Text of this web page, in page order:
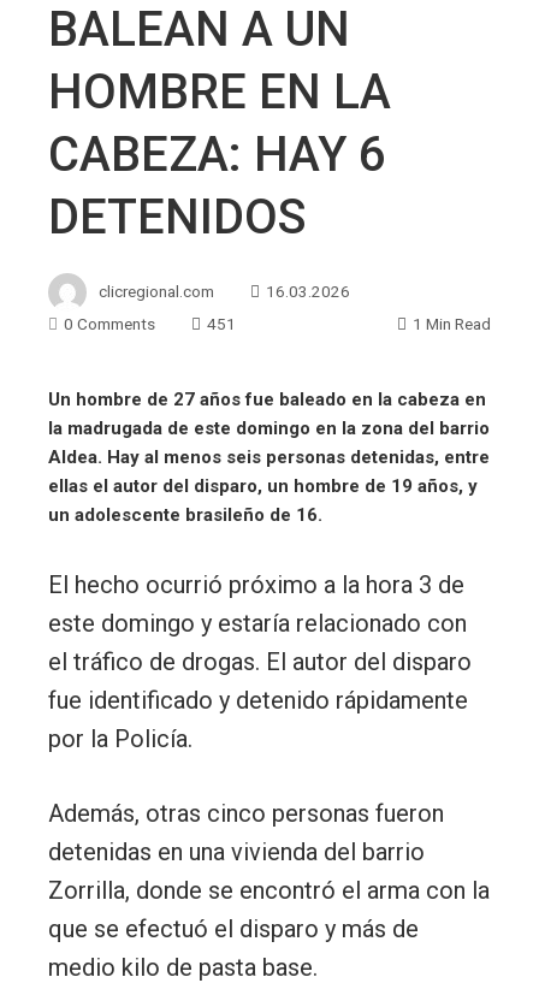
BALEAN A UN
HOMBRE EN LA
CABEZA: HAY 6
DETENIDOS
clicregional.com
16.03.2026
0 Comments
451 1 Min Read
Un hombre de 27 años fue baleado en la cabeza en
la madrugada de este domingo en la zona del barrio
Aldea. Hay al menos seis personas detenidas, entre
ellas el autor del disparo, un hombre de 19 años, y
un adolescente brasileño de 16.
El hecho ocurrió próximo a la hora 3 de
este domingo y estaría relacionado con
el tráfico de drogas. El autor del disparo
fue identificado y detenido rápidamente
por la Policía.
Además, otras cinco personas fueron
detenidas en una vivienda del barrio
Zorrilla, donde se encontró el arma con la
que se efectuó el disparo y más de
medio kilo de pasta base.